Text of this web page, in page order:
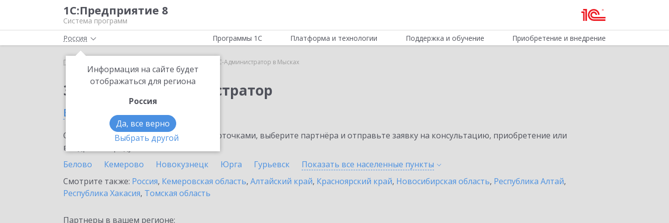
1С:Предприятие 8
Система программ
Россия
Информация на сайте будет
отображаться для региона
Россия
Да, все верно
Выбрать другой
Программы 1С Платформа и технологии Поддержка и обучение Приобретение и внедрение
Главная 1С-Администратор в Мысках
Заказать 1С-Администратор
в Мысках
Ознакомьтесь с информационными карточками, выберите партнёра и отправьте заявку на консультацию, приобретение или
внедрение продукта.
Белово
Кемерово Новокузнецк Юрга Гурьевск Показать все населенные пункты
Смотрите также: Россия, Кемеровская область, Алтайский край, Красноярский край, Новосибирская область, Республика Алтай,
Республика Хакасия, Томская область
Партнеры в вашем регионе: